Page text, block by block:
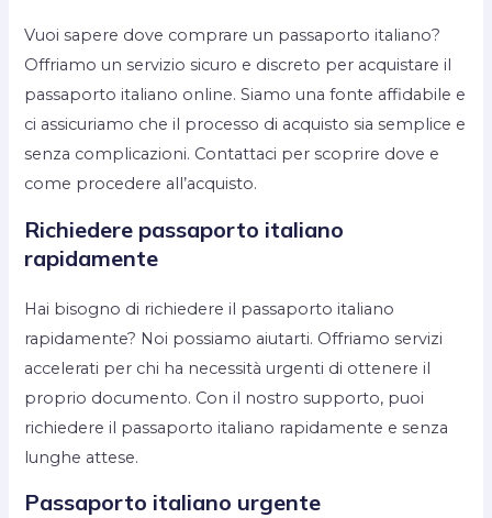
Vuoi sapere dove comprare un passaporto italiano?
Offriamo un servizio sicuro e discreto per acquistare il
passaporto italiano online. Siamo una fonte affidabile e
ci assicuriamo che il processo di acquisto sia semplice e
senza complicazioni. Contattaci per scoprire dove e
come procedere all’acquisto.
Richiedere passaporto italiano
rapidamente
Hai bisogno di richiedere il passaporto italiano
rapidamente? Noi possiamo aiutarti. Offriamo servizi
accelerati per chi ha necessità urgenti di ottenere il
proprio documento. Con il nostro supporto, puoi
richiedere il passaporto italiano rapidamente e senza
lunghe attese.
Passaporto italiano urgente